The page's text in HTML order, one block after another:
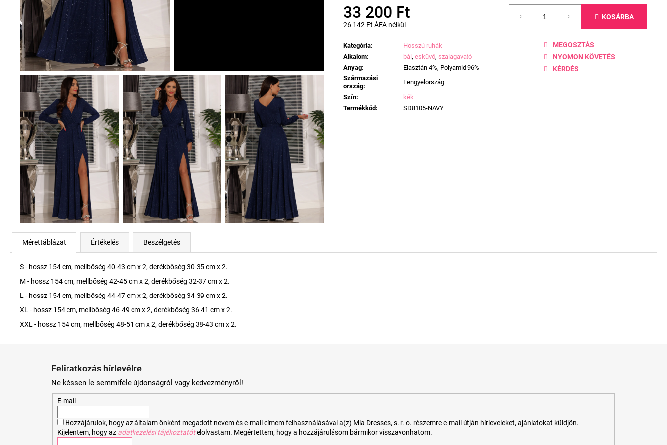
33 200 Ft
26 142 Ft ÁFA nélkül
Egységár:
KOSÁRBA
Kategória:
Hosszú ruhák
Alkalom: bál, esküvő, szalagavató
Anyag:
Elasztán 4%, Polyamid 96%
Származási
ország:
Lengyelország
Szín:
kék
Termékkód: SD8105-NAVY
KÉRDÉS
NYOMON KÖVETÉS
MEGOSZTÁS
Mérettáblázat Értékelés Beszélgetés
S - hossz 154 cm, mellbőség 40-43 cm x 2, derékbőség 30-35 cm x 2.
M - hossz 154 cm, mellbőség 42-45 cm x 2, derékbőség 32-37 cm x 2.
L - hossz 154 cm, mellbőség 44-47 cm x 2, derékbőség 34-39 cm x 2.
XL - hossz 154 cm, mellbőség 46-49 cm x 2, derékbőség 36-41 cm x 2.
XXL - hossz 154 cm, mellbőség 48-51 cm x 2, derékbőség 38-43 cm x 2.
Feliratkozás hírlevélre
Ne késsen le semmiféle újdonságról vagy kedvezményről!
E-mail
Hozzájárulok, hogy az általam önként megadott nevem és e-mail címem felhasználásával a(z) Mia Dresses, s. r. o. részemre e-mail útján hírleveleket, ajánlatokat küldjön.
Kijelentem, hogy az adatkezelési tájékoztatót elolvastam. Megértettem, hogy a hozzájárulásom bármikor visszavonhatom.